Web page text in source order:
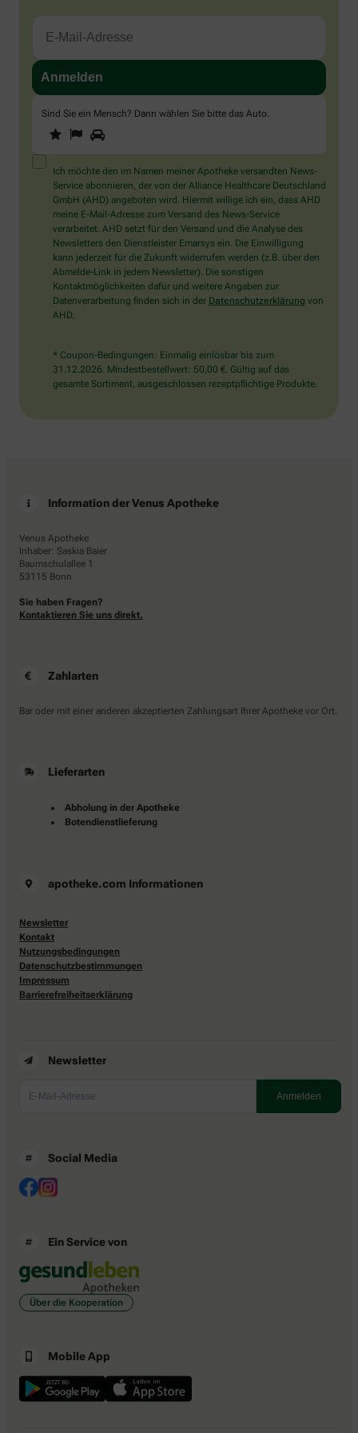
Sind Sie ein Mensch? Dann wählen Sie bitte das Auto.
Sind
Sie
ein
Mensch?
Dann
wählen
Sie
bitte
das
Auto.
1 2
Ich möchte den im Namen meiner Apotheke versandten News-
Service abonnieren, der von der Alliance Healthcare Deutschland
GmbH (AHD) angeboten wird. Hiermit willige ich ein, dass AHD
meine E-Mail-Adresse zum Versand des News-Service
verarbeitet. AHD setzt für den Versand und die Analyse des
Newsletters den Dienstleister Emarsys ein. Die Einwilligung
kann jederzeit für die Zukunft widerrufen werden (z.B. über den
Abmelde-Link in jedem Newsletter). Die sonstigen
Kontaktmöglichkeiten dafür und weitere Angaben zur
Datenverarbeitung finden sich in der Datenschutzerklärung von
AHD.
* Coupon-Bedingungen: Einmalig einlösbar bis zum
31.12.2026. Mindestbestellwert: 50,00 €. Gültig auf das
gesamte Sortiment, ausgeschlossen rezeptpflichtige Produkte.
Information der Venus Apotheke
Venus Apotheke
Inhaber: Saskia Baier
Baumschulallee 1
53115 Bonn
Sie haben Fragen?
Kontaktieren Sie uns direkt.
Zahlarten
Bar oder mit einer anderen akzeptierten Zahlungsart Ihrer Apotheke vor Ort.
Lieferarten
Abholung in der Apotheke
Botendienstlieferung
apotheke.com Informationen
Newsletter
Kontakt
Nutzungsbedingungen
Datenschutzbestimmungen
Impressum
Barrierefreiheitserklärung
Newsletter
Social Media
Ein Service von
Über die Kooperation
Mobile App